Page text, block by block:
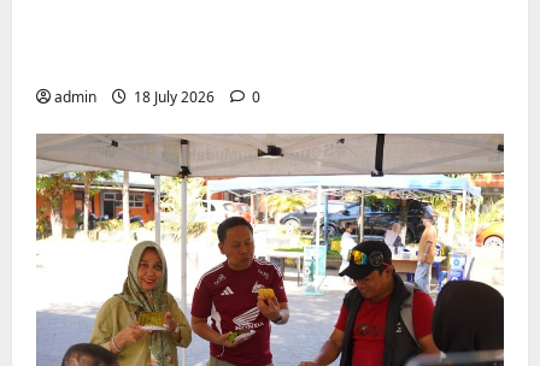
admin 18 July 2026 0